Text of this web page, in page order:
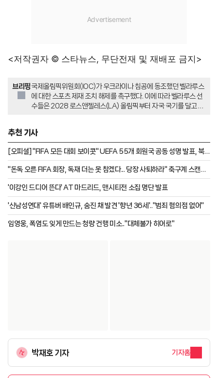
<저작권자 © 스타뉴스, 무단전재 및 재배포 금지>
브리핑국제올림픽위원회(IOC)가 우크라이나 침공에 동조했던 벨라루스
에 대한 스포츠 제재 조치 해제를 촉구했다. 이에 따라 벨라루스 선
수들은 2028 로스앤젤레스(LA) 올림픽부터 자국 국기를 달고 정
수하겠다고 밝혔다.
추천 기사
[오피셜] "FIFA 모든 대회 보이콧" UEFA 55개 회원국 공동 성명 발표, 북
중미도 "FIFA 제안 거부"
"돈독 오른 FIFA 회장, 독재 더는 못 참겠다... 당장 사퇴하라" 축구계 스캔들
'전 세계 발칵'
'이강인 드디어 뜬다' AT 마드리드, 맨시티전 소집 명단 발표
'신남성연대' 유튜버 배인규, 숨진 채 발견 '향년 36세'.."범죄 혐의점 없어"
임영웅, 폭염도 잊게 만드는 청량 건행 미소.."대체불가 히어로"
박재호 기자 기자홈